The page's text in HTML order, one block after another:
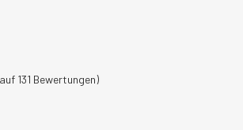
131 Bewertungen)